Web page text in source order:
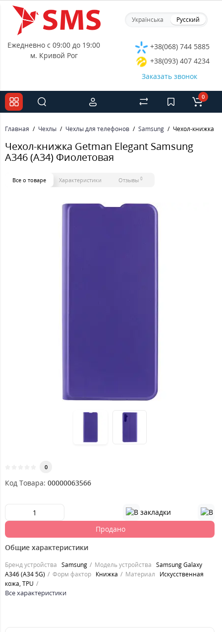
Українська Русский
Ежедневно с 09:00 до 19:00
м. Кривой Рог
+38(068) 744 5885
+38(093) 407 4234
Заказать звонок
0
Главная Чехлы Чехлы для телефонов Samsung Чехол-книжка
Чехол-книжка Getman Elegant Samsung
A346 (A34) Фиолетовая
Все о товаре Характеристики Отзывы 0
0
Код Товара: 00000063566
Продано
Общие характеристики
Бренд устройства Samsung Модель устройства Samsung Galaxy
A346 (A34 5G)
Форм фактор Книжка Материал
Искусственная
кожа, TPU
Все характеристики